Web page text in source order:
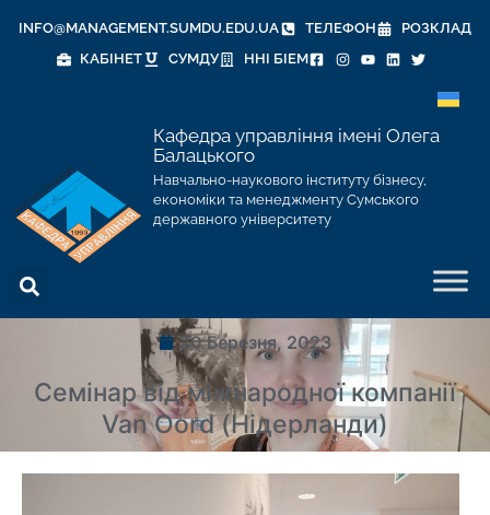
INFO@MANAGEMENT.SUMDU.EDU.UA ТЕЛЕФОН
РОЗКЛАД
КАБІНЕТ
СУМДУ ННІ БІЕМ
Кафедра управління імені Олега
Балацького
Навчально-наукового інституту бізнесу,
економіки та менеджменту Сумського
державного університету
20 Березня, 2023
Семінар від міжнародної компанії
Van Oord (Нідерланди)